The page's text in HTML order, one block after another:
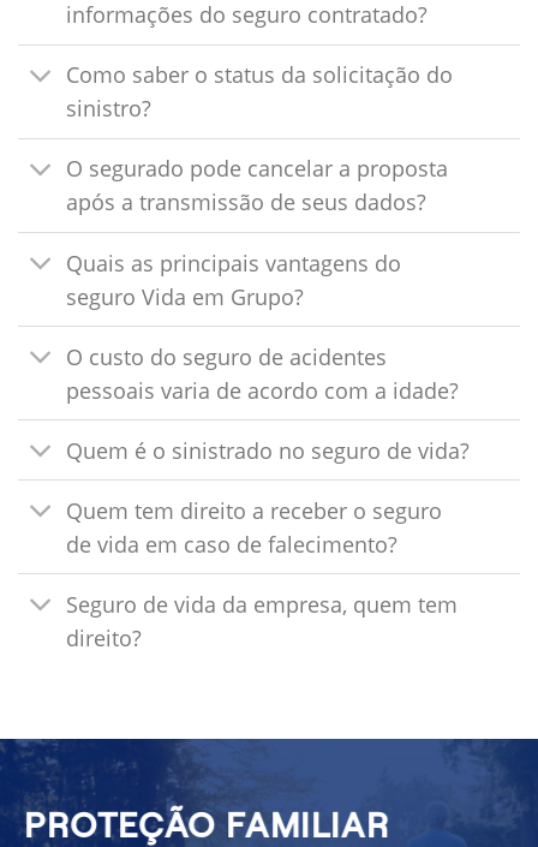
informações do seguro contratado?
Como saber o status da solicitação do
sinistro?
O segurado pode cancelar a proposta
após a transmissão de seus dados?
Quais as principais vantagens do
seguro Vida em Grupo?
O custo do seguro de acidentes
pessoais varia de acordo com a idade?
Quem é o sinistrado no seguro de vida?
Quem tem direito a receber o seguro
de vida em caso de falecimento?
Seguro de vida da empresa, quem tem
direito?
PROTEÇÃO FAMILIAR